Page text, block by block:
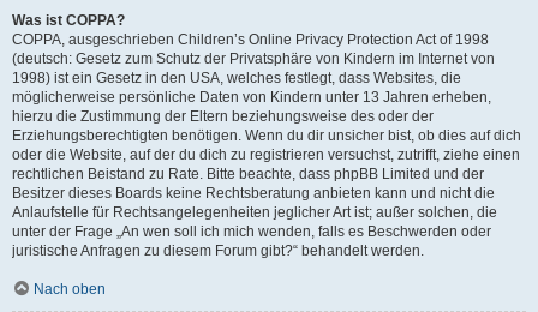
Was ist COPPA?
COPPA, ausgeschrieben Children’s Online Privacy Protection Act of 1998
(deutsch: Gesetz zum Schutz der Privatsphäre von Kindern im Internet von
1998) ist ein Gesetz in den USA, welches festlegt, dass Websites, die
möglicherweise persönliche Daten von Kindern unter 13 Jahren erheben,
hierzu die Zustimmung der Eltern beziehungsweise des oder der
Erziehungsberechtigten benötigen. Wenn du dir unsicher bist, ob dies auf dich
oder die Website, auf der du dich zu registrieren versuchst, zutrifft, ziehe einen
rechtlichen Beistand zu Rate. Bitte beachte, dass phpBB Limited und der
Besitzer dieses Boards keine Rechtsberatung anbieten kann und nicht die
Anlaufstelle für Rechtsangelegenheiten jeglicher Art ist; außer solchen, die
unter der Frage „An wen soll ich mich wenden, falls es Beschwerden oder
juristische Anfragen zu diesem Forum gibt?“ behandelt werden.
Nach oben